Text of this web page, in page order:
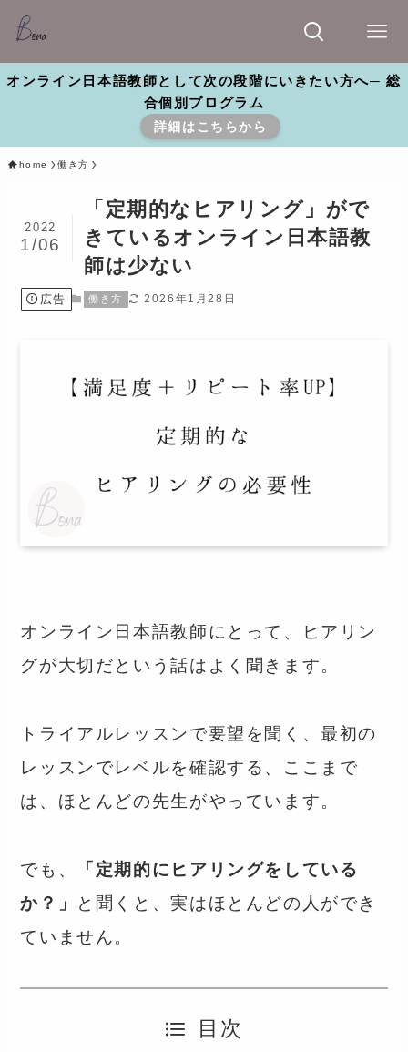
オンライン日本語教師として次の段階にいきたい方へ─ 総
合個別プログラム
詳細はこちらから
home 働き方
「定期的なヒアリング」がで
きているオンライン日本語教
師は少ない
2022
1/06
広告 働き方 2026年1月28日
オンライン日本語教師にとって、ヒアリン
グが大切だという話はよく聞きます。
トライアルレッスンで要望を聞く、最初の
レッスンでレベルを確認する、ここまで
は、ほとんどの先生がやっています。
でも、
「定期的にヒアリングをしている
か？」
と聞くと、実はほとんどの人ができ
ていません。
目次